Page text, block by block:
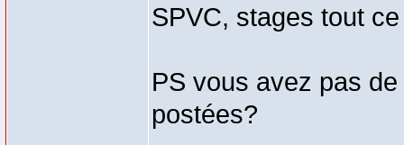
SPVC, stages tout
PS vous avez pas
postées?